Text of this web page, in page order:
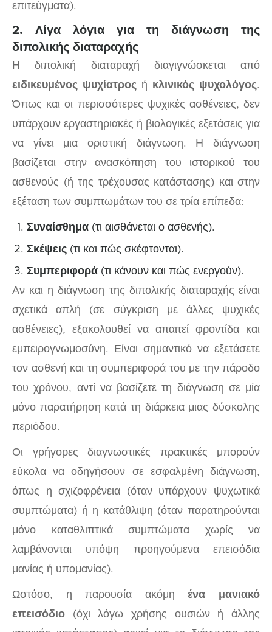
επιτεύγματα).
2. Λίγα λόγια για τη διάγνωση της
διπολικής διαταραχής
Η διπολική διαταραχή διαγιγνώσκεται από
ειδικευμένος ψυχίατρος ή κλινικός ψυχολόγος.
Όπως και οι περισσότερες ψυχικές ασθένειες, δεν
υπάρχουν εργαστηριακές ή βιολογικές εξετάσεις για
να γίνει μια οριστική διάγνωση. Η διάγνωση
βασίζεται στην ανασκόπηση του ιστορικού του
ασθενούς (ή της τρέχουσας κατάστασης) και στην
εξέταση των συμπτωμάτων του σε τρία επίπεδα:
Συναίσθημα (τι αισθάνεται ο ασθενής).
Σκέψεις (τι και πώς σκέφτονται).
Συμπεριφορά (τι κάνουν και πώς ενεργούν).
Αν και η διάγνωση της διπολικής διαταραχής είναι
σχετικά απλή (σε σύγκριση με άλλες ψυχικές
ασθένειες), εξακολουθεί να απαιτεί φροντίδα και
εμπειρογνωμοσύνη. Είναι σημαντικό να εξετάσετε
τον ασθενή και τη συμπεριφορά του με την πάροδο
του χρόνου, αντί να βασίζετε τη διάγνωση σε μία
μόνο παρατήρηση κατά τη διάρκεια μιας δύσκολης
περιόδου.
Οι γρήγορες διαγνωστικές πρακτικές μπορούν
εύκολα να οδηγήσουν σε εσφαλμένη διάγνωση,
όπως η σχιζοφρένεια (όταν υπάρχουν ψυχωτικά
συμπτώματα) ή η κατάθλιψη (όταν παρατηρούνται
μόνο καταθλιπτικά συμπτώματα χωρίς να
λαμβάνονται υπόψη προηγούμενα επεισόδια
μανίας ή υπομανίας).
Ωστόσο, η παρουσία ακόμηένα μανιακό
επεισόδιο (όχι λόγω χρήσης ουσιών ή άλλης